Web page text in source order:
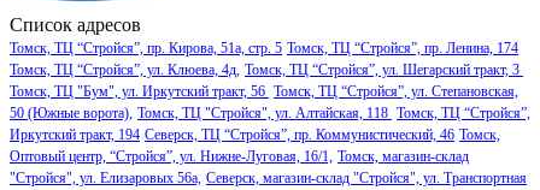
Список адресов
Томск, ТЦ “Стройся”, пр. Кирова, 51а, стр. 5 Томск, ТЦ “Стройся”, пр. Ленина, 174
Томск, ТЦ “Стройся”, ул. Клюева, 4д, Томск, ТЦ “Стройся”, ул. Шегарский тракт, 3
Томск, ТЦ "Бум", ул. Иркутский тракт, 56 Томск, ТЦ “Стройся”, ул. Степановская,
50 (Южные ворота), Томск, ТЦ "Стройся", ул. Алтайская, 118 Томск, ТЦ “Стройся”,
Иркутский тракт, 194 Северск, ТЦ “Стройся”, пр. Коммунистический, 46 Томск,
Оптовый центр, “Стройся”, ул. Нижне-Луговая, 16/1, Томск, магазин-склад
"Стройся", ул. Елизаровых 56а, Северск, магазин-склад "Стройся", ул. Транспортная